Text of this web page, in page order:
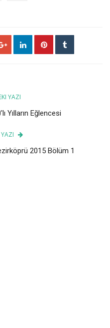
YAZI
Yılların Eğlencesi
2015 Bölüm 1